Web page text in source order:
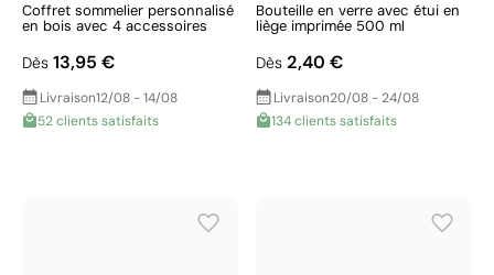
Coffret sommelier personnalisé
en bois avec 4 accessoires
Dès 13,95 €
Livraison12/08 - 14/08
52 clients satisfaits
Bouteille en verre avec étui en
liège imprimée 500 ml
Dès 2,40 €
Livraison20/08 - 24/08
134 clients satisfaits